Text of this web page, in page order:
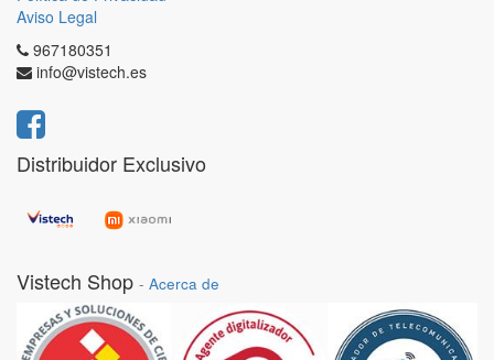
Aviso Legal
967180351
info@vistech.es
Distribuidor Exclusivo
Vistech Shop - Acerca de